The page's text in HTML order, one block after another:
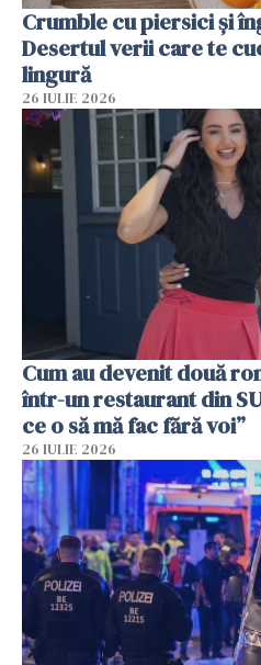
Crumble cu piersici și
Desertul verii care te
lingură
26 IULIE 2026
Cum au devenit două
într-un restaurant din
ce o să mă fac fără voi”
26 IULIE 2026